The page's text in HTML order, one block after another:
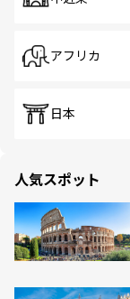
アフリカ
日本
人気スポット